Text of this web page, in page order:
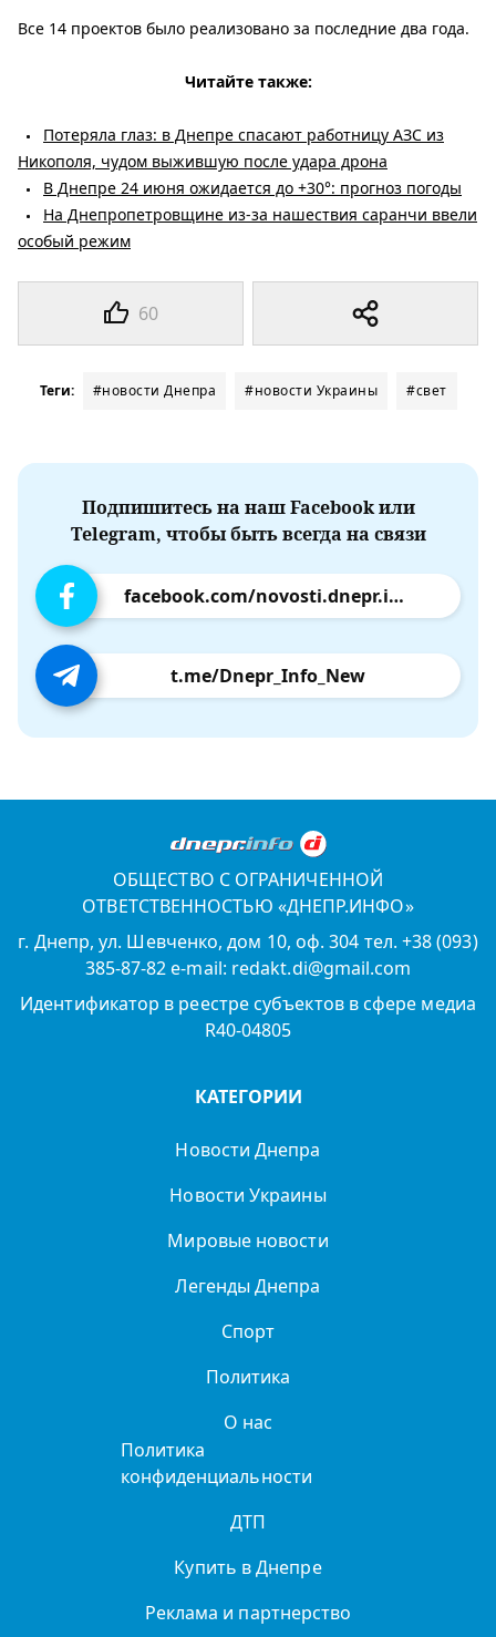
60
Все 14 проектов было реализовано за последние два года.
Читайте также:
Потеряла глаз: в Днепре спасают работницу АЗС из
Никополя, чудом выжившую после удара дрона
В Днепре 24 июня ожидается до +30°: прогноз погоды
На Днепропетровщине из-за нашествия саранчи ввели
особый режим
Теги: #новости Днепра #новости Украины #свет
Подпишитесь на наш Facebook или
Telegram, чтобы быть всегда на связи
facebook.com/novosti.dnepr.info
t.me/Dnepr_Info_New
ОБЩЕСТВО С ОГРАНИЧЕННОЙ
ОТВЕТСТВЕННОСТЬЮ «ДНЕПР.ИНФО»
г. Днепр, ул. Шевченко, дом 10, оф. 304 тел. +38 (093)
385-87-82 e-mail: redakt.di@gmail.com
Идентификатор в реестре субъектов в сфере медиа
R40-04805
КАТЕГОРИИ
Новости Днепра
Новости Украины
Мировые новости
Легенды Днепра
Спорт
Политика
О нас
Политика
конфиденциальности
ДТП
Купить в Днепре
Реклама и партнерство